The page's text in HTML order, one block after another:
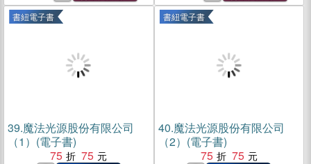
書紐電子書
39.魔法光源股份有限公司
（1）(電子書)
75
75
書紐電子書
40.魔法光源股份有限公司
（2）(電子書)
75
75